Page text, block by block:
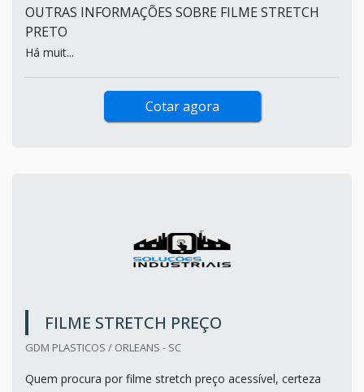
OUTRAS INFORMAÇÕES SOBRE FILME STRETCH
PRETO
Há muit...
Cotar agora
FILME STRETCH PREÇO
GDM PLASTICOS / ORLEANS - SC
Quem procura por filme stretch preço acessível, certeza